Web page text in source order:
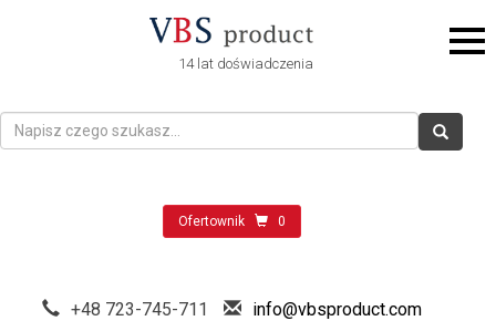
14 lat doświadczenia
Ofertownik 0
+48 723-745-711 info@vbsproduct.com